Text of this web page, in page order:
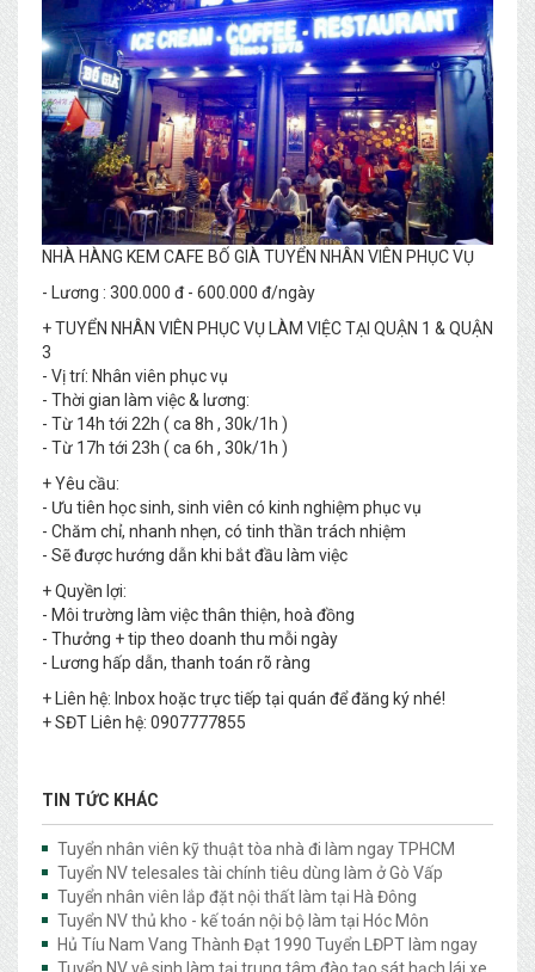
NHÀ HÀNG KEM CAFE BỐ GIÀ TUYỂN NHÂN VIÊN PHỤC VỤ
- Lương : 300.000 đ - 600.000 đ/ngày
+ TUYỂN NHÂN VIÊN PHỤC VỤ LÀM VIỆC TẠI QUẬN 1 & QUẬN
3
- Vị trí: Nhân viên phục vụ
- Thời gian làm việc & lương:
- Từ 14h tới 22h ( ca 8h , 30k/1h )
- Từ 17h tới 23h ( ca 6h , 30k/1h )
+ Yêu cầu:
- Ưu tiên học sinh, sinh viên có kinh nghiệm phục vụ
- Chăm chỉ, nhanh nhẹn, có tinh thần trách nhiệm
- Sẽ được hướng dẫn khi bắt đầu làm việc
+ Quyền lợi:
- Môi trường làm việc thân thiện, hoà đồng
- Thưởng + tip theo doanh thu mỗi ngày
- Lương hấp dẫn, thanh toán rõ ràng
+ Liên hệ: Inbox hoặc trực tiếp tại quán để đăng ký nhé!
+ SĐT Liên hệ: 0907777855
TIN TỨC KHÁC
Tuyển nhân viên kỹ thuật tòa nhà đi làm ngay TPHCM
Tuyển NV telesales tài chính tiêu dùng làm ở Gò Vấp
Tuyển nhân viên lắp đặt nội thất làm tại Hà Đông
Tuyển NV thủ kho - kế toán nội bộ làm tại Hóc Môn
Hủ Tíu Nam Vang Thành Đạt 1990 Tuyển LĐPT làm ngay